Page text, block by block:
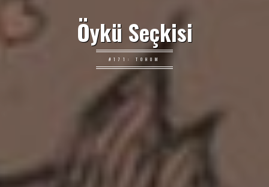
Öykü Seçkisi
#171: TOHUM